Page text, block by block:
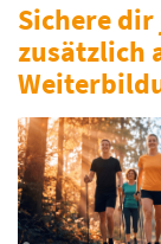
Sichere
zusätzlich